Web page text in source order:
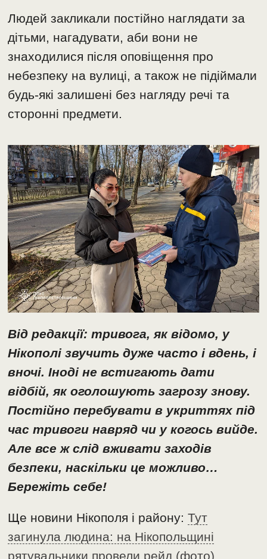
Людей закликали постійно наглядати за
дітьми, нагадувати, аби вони не
знаходилися після оповіщення про
небезпеку на вулиці, а також не підіймали
будь-які залишені без нагляду речі та
сторонні предмети.
Від редакції: тривога, як відомо, у
Нікополі звучить дуже часто і вдень, і
вночі. Іноді не встигають дати
відбій, як оголошують загрозу знову.
Постійно перебувати в укриттях під
час тривоги навряд чи у когось вийде.
Але все ж слід вживати заходів
безпеки, наскільки це можливо…
Бережіть себе!
Ще новини Нікополя і району:Тут
загинула людина: на Нікопольщині
рятувальники провели рейд (фото)